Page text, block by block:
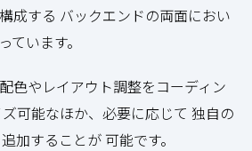
成する バックエンドの両面におい
ています。
色やレイアウト調整をコーディン
可能なほか、必要に応じて 独自の
加することが 可能です。